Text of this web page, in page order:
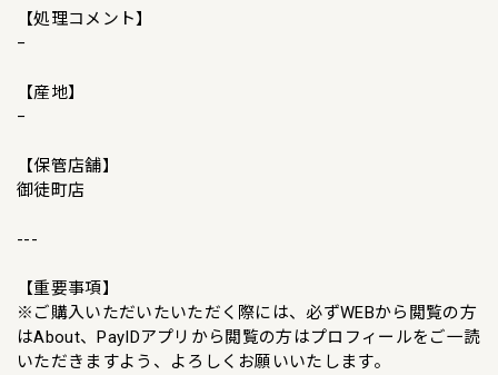
【処理コメント】
−
【産地】
−
【保管店舗】
御徒町店
---
【重要事項】
※ご購入いただいたいただく際には、必ずWEBから閲覧の方
はAbout、PayIDアプリから閲覧の方はプロフィールをご一読
いただきますよう、よろしくお願いいたします。